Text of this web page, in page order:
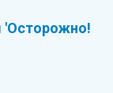
'Осторожно!